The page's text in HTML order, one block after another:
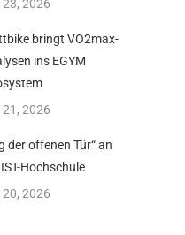
2026
bringt VO2max-
ins EGYM
2026
der offenen Tür“ an
Hochschule
2026